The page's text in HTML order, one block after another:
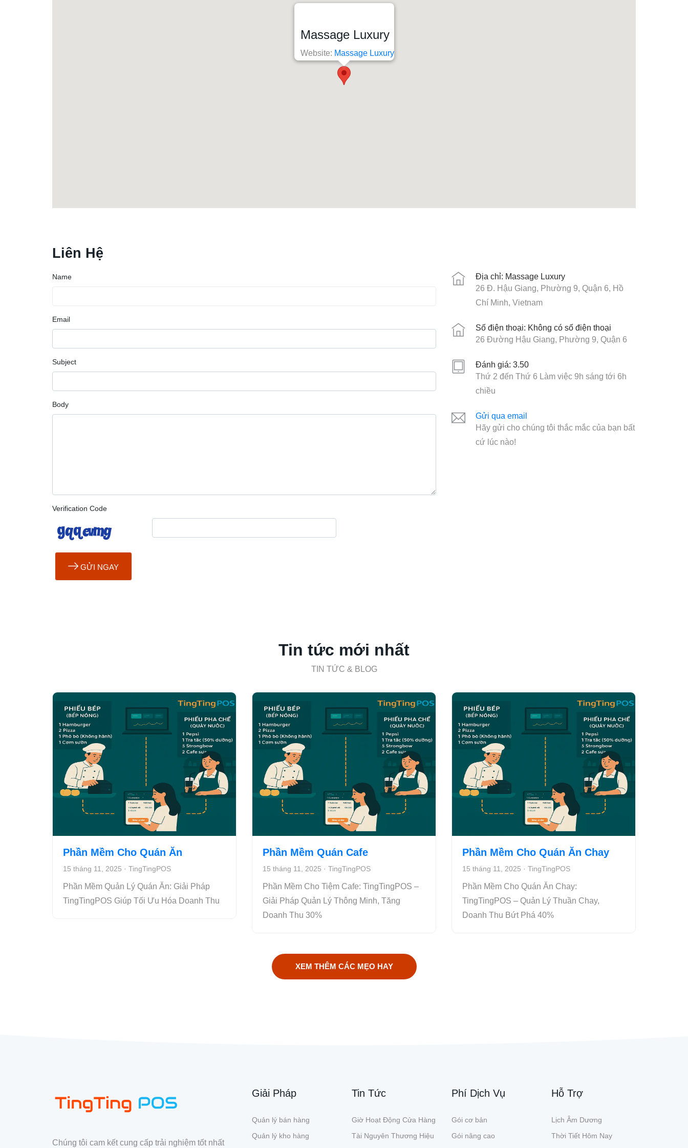
Massage Luxury
Website: Massage Luxury
Liên Hệ
Name
Email
Subject
Body
Verification Code
GỬI NGAY
Địa chỉ: Massage Luxury
26 Đ. Hậu Giang, Phường 9, Quận 6, Hồ
Chí Minh, Vietnam
Số điện thoại: Không có số điện thoại
26 Đường Hậu Giang, Phường 9, Quận 6
Đánh giá: 3.50
Thứ 2 đến Thứ 6 Làm việc 9h sáng tới 6h
chiều
Gửi qua email
Hãy gửi cho chúng tôi thắc mắc của bạn bất
cứ lúc nào!
Tin tức mới nhất
TIN TỨC & BLOG
Phần Mềm Cho Quán Ăn
15 tháng 11, 2025 · TingTingPOS
Phần Mềm Quản Lý Quán Ăn: Giải Pháp
TingTingPOS Giúp Tối Ưu Hóa Doanh Thu
Phần Mềm Quán Cafe
15 tháng 11, 2025 · TingTingPOS
Phần Mềm Cho Tiệm Cafe: TingTingPOS –
Giải Pháp Quản Lý Thông Minh, Tăng
Doanh Thu 30%
Phần Mềm Cho Quán Ăn Chay
15 tháng 11, 2025 · TingTingPOS
Phần Mềm Cho Quán Ăn Chay:
TingTingPOS – Quản Lý Thuần Chay,
Doanh Thu Bứt Phá 40%
XEM THÊM CÁC MẸO HAY
Chúng tôi cam kết cung cấp trải nghiệm tốt nhất
Giải Pháp
Quản lý bán hàng
Quản lý kho hàng
Tin Tức
Giờ Hoạt Động Cửa Hàng
Tài Nguyên Thương Hiệu
Phí Dịch Vụ
Gói cơ bản
Gói nâng cao
Hỗ Trợ
Lịch Âm Dương
Thời Tiết Hôm Nay